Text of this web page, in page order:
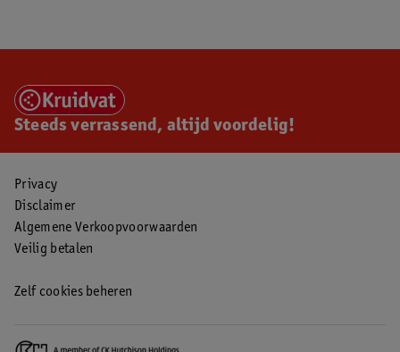
Steeds verrassend, altijd voordelig!
Privacy
Disclaimer
Algemene Verkoopvoorwaarden
Veilig betalen
Zelf cookies beheren